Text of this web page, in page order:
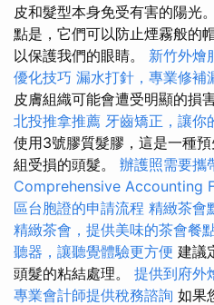
皮和髮型本身免受有害的陽光
點是，它們可以防止煙霧般的
以保護我們的眼睛。 新竹外燴
優化技巧 漏水打針，專業修補
皮膚組織可能會遭受明顯的損
北投推拿推薦 牙齒矯正，讓你
使用3號膠質髮膠，這是一種
組受損的頭髮。 辦護照需要攜
Comprehensive Accounting
區台胞證的申請流程 精緻茶會
精緻茶會，提供美味的茶會餐
聽器，讓聽覺體驗更方便 建議
頭髮的粘結處理。 提供到府外
專業會計師提供稅務諮詢 如果